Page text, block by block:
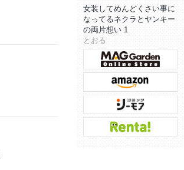
女装してめんどくさい事に
なってるネクラとヤンキー
の両片想い 1
とおる